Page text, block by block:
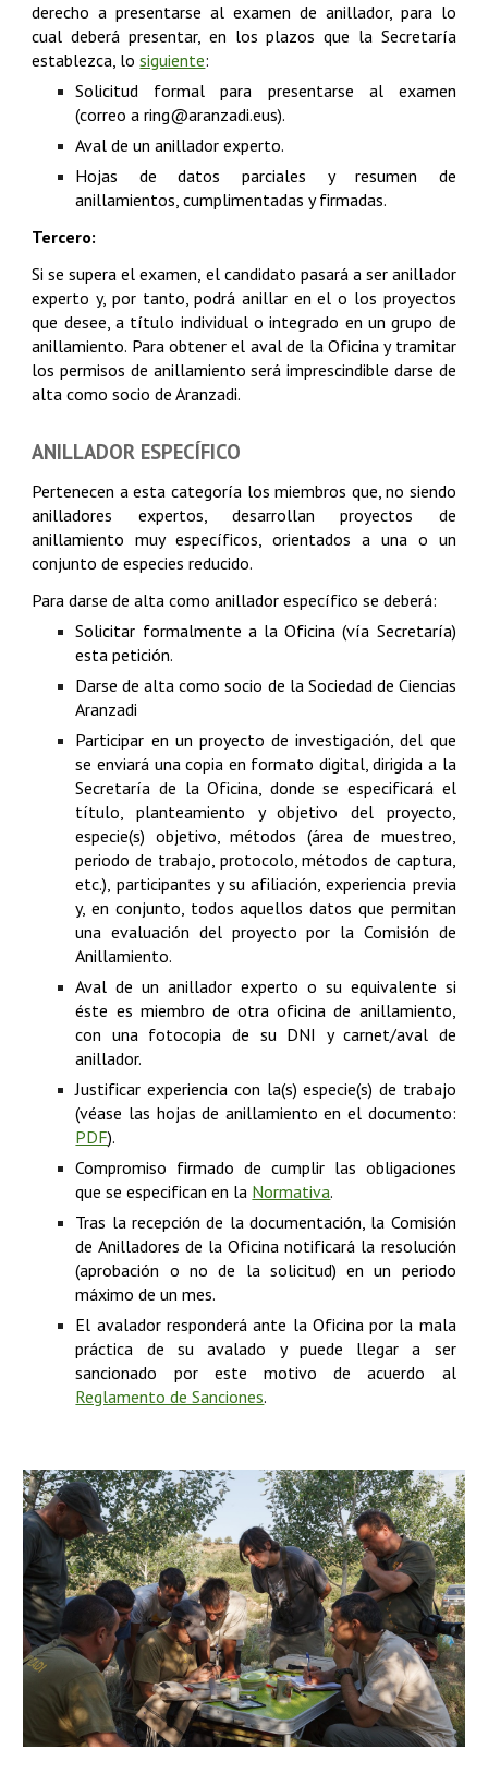
derecho a presentarse al examen de anillador, para lo
cual deberá presentar, en los plazos que la Secretaría
establezca, losiguiente:
Solicitud formal para presentarse al examen
(correo a ring@aranzadi.eus).
Aval de un anillador experto.
Hojas de datos parciales y resumen de
anillamientos, cumplimentadas y firmadas.
Tercero:
Si se supera el examen, el candidato pasará a ser anillador
experto y, por tanto, podrá anillar en el o los proyectos
que desee, a título individual o integrado en un grupo de
anillamiento. Para obtener el aval de la Oficina y tramitar
los permisos de anillamiento será imprescindible darse de
alta como socio de Aranzadi.
ANILLADOR ESPECÍFICO
Pertenecen a esta categoría los miembros que, no siendo
anilladores expertos, desarrollan proyectos de
anillamiento muy específicos, orientados a una o un
conjunto de especies reducido.
Para darse de alta como anillador específico se deberá:
Solicitar formalmente a la Oficina (vía Secretaría)
esta petición.
Darse de alta como socio de la Sociedad de Ciencias
Aranzadi
Participar en un proyecto de investigación, del que
se enviará una copia en formato digital, dirigida a la
Secretaría de la Oficina, donde se especificará el
título, planteamiento y objetivo del proyecto,
especie(s) objetivo, métodos (área de muestreo,
periodo de trabajo, protocolo, métodos de captura,
etc.), participantes y su afiliación, experiencia previa
y, en conjunto, todos aquellos datos que permitan
una evaluación del proyecto por la Comisión de
Anillamiento.
Aval de un anillador experto o su equivalente si
éste es miembro de otra oficina de anillamiento,
con una fotocopia de su DNI y carnet/aval de
anillador.
Justificar experiencia con la(s) especie(s) de trabajo
(véase las hojas de anillamiento en el documento:
PDF).
Compromiso firmado de cumplir las obligaciones
que se especifican en la Normativa.
Tras la recepción de la documentación, la Comisión
de Anilladores de la Oficina notificará la resolución
(aprobación o no de la solicitud) en un periodo
máximo de un mes.
El avalador responderá ante la Oficina por la mala
práctica de su avalado y puede llegar a ser
sancionado por este motivo de acuerdo al
Reglamento de Sanciones.